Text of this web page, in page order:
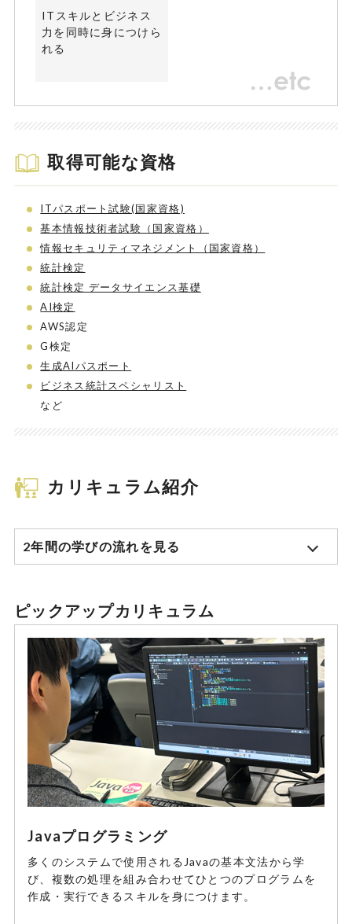
ITスキルとビジネス
力を 同時に身につけら
れる
取得可能な資格
ITパスポート試験(国家資格)
基本情報技術者試験（国家資格）
情報セキュリティマネジメント（国家資格）
統計検定
統計検定 データサイエンス基礎
AI検定
AWS認定
G検定
生成AIパスポート
ビジネス統計スペシャリスト
など
カリキュラム紹介
2年間の学びの流れを見る
ピックアップカリキュラム
Javaプログラミング
多くのシステムで使用されるJavaの基本文法から学
び、複数の処理を組み合わせてひとつのプログラムを
作成・実行できるスキルを身につけます。